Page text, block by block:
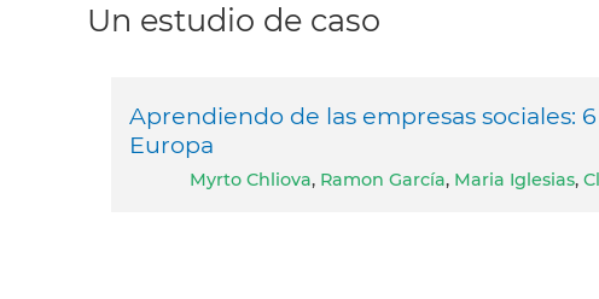
Un estudio de caso
Aprendiendo de las empresas sociales:
Europa
Myrto Chliova, Ramon García, Maria Iglesias,